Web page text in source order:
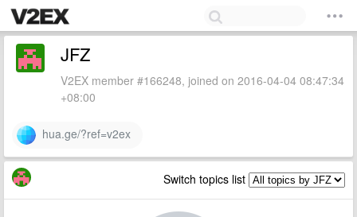
JFZ
V2EX member #166248, joined on 2016-04-04 08:47:34
+08:00
hua.ge/?ref=v2ex
Switch topics list